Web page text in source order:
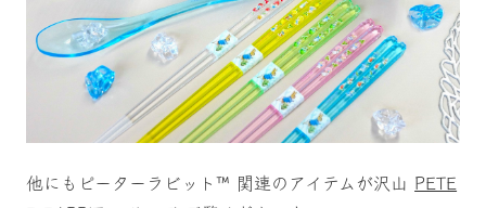
他にもピーターラビット™ 関連のアイテムが沢山 PETE